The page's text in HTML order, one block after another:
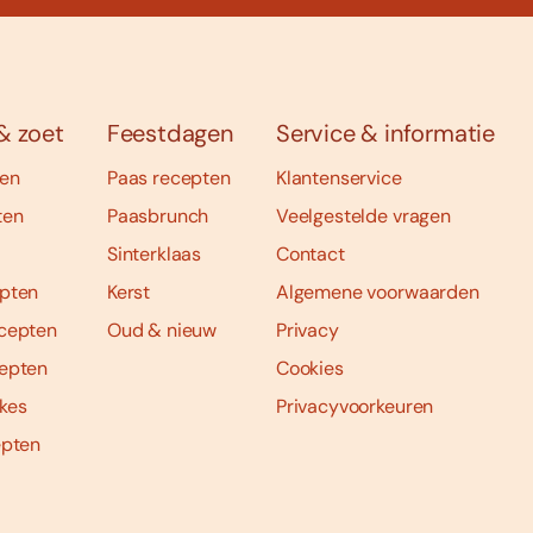
zoet Feestdagen
Paas recepten
Paasbrunch
Sinterklaas
Kerst
Oud & nieuw
Service & informatie
Klantenservice
Veelgestelde vragen
Contact
Algemene voorwaarden
Privacy
Cookies
Privacyvoorkeuren